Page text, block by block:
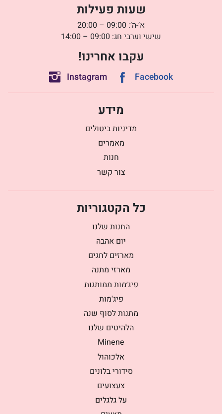
שעות פעילות
א’-ה’: 09:00 – 20:00
שישי וערבי חג: 09:00 – 14:00
עקבו אחרינו!
Facebook
Instagram
מידע
מדיניות ביטולים
מאמרים
חנות
צור קשר
כל הקטגוריות
החנות שלנו
יום אהבה
מארזים לחגים
מארזי מתנה
פיג׳מות ממותגות
פיג'מות
מתנות לסוף שנה
הלהיטים שלנו
Minene
אלכוהול
סידורי בלונים
צעצועים
על גלגלים